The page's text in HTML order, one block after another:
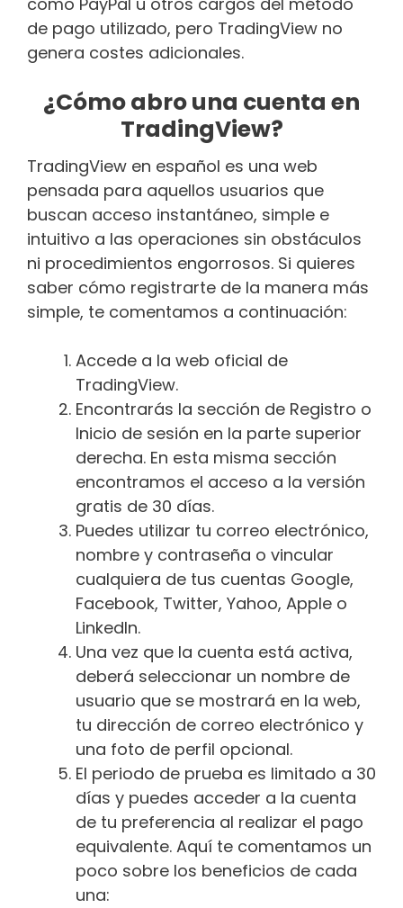
de pago utilizado, pero TradingView no
genera costes adicionales.
¿Cómo abro una cuenta en
TradingView?
TradingView en español es una web
pensada para aquellos usuarios que
buscan acceso instantáneo, simple e
intuitivo a las operaciones sin obstáculos
ni procedimientos engorrosos. Si quieres
saber cómo registrarte de la manera más
simple, te comentamos a continuación:
Accede a la web oficial de
TradingView.
Encontrarás la sección de Registro o
Inicio de sesión en la parte superior
derecha. En esta misma sección
encontramos el acceso a la versión
gratis de 30 días.
Puedes utilizar tu correo electrónico,
nombre y contraseña o vincular
cualquiera de tus cuentas Google,
Facebook, Twitter, Yahoo, Apple o
LinkedIn.
Una vez que la cuenta está activa,
deberá seleccionar un nombre de
usuario que se mostrará en la web,
tu dirección de correo electrónico y
una foto de perfil opcional.
El periodo de prueba es limitado a 30
días y puedes acceder a la cuenta
de tu preferencia al realizar el pago
equivalente. Aquí te comentamos un
poco sobre los beneficios de cada
una: